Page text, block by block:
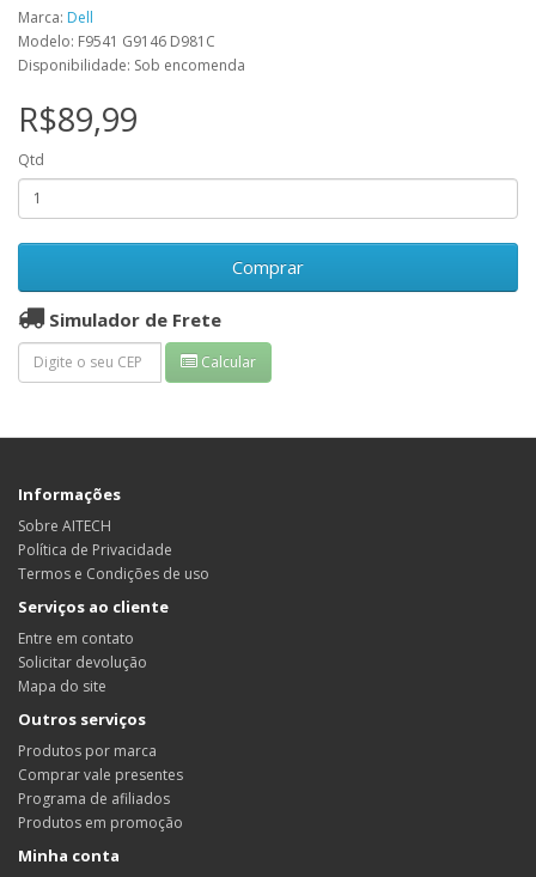
Marca: Dell
Modelo: F9541 G9146 D981C
Disponibilidade: Sob encomenda
R$89,99
Qtd
Comprar
Simulador de Frete
Calcular
Informações
Sobre AITECH
Política de Privacidade
Termos e Condições de uso
Serviços ao cliente
Entre em contato
Solicitar devolução
Mapa do site
Outros serviços
Produtos por marca
Comprar vale presentes
Programa de afiliados
Produtos em promoção
Minha conta